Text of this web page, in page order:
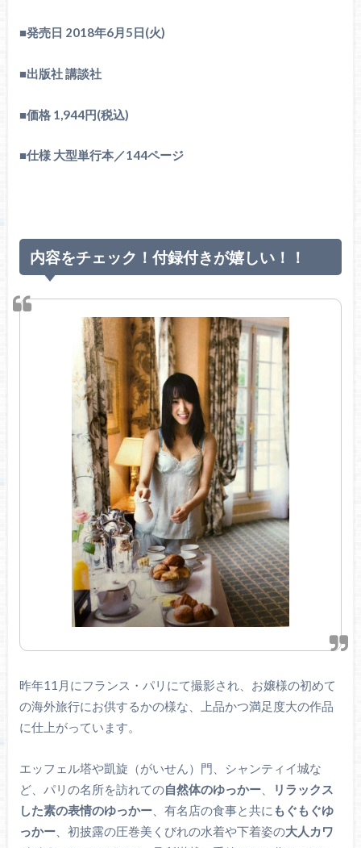
■発売日 2018年6月 5 日 (火)
■出版社講談社
■価格1,944円(税込)
■仕様 大型単行本／144ページ
内容をチェック！付録付きが嬉しい！！
昨年11月にフランス・パリにて撮影され、お嬢様の初めて
の海外旅行にお供するかの様な、上品かつ満足度大の作品
に仕上がっています。
エッフェル塔や凱旋（がいせん）門、シャンティイ城な
ど、パリの名所を訪れての自然体のゆっかー、
リラックス
した素の表情のゆっかー、有名店の食事と共に もぐもぐゆ
っかー、初披露の圧巻美くびれの水着や下着姿の大人カワ